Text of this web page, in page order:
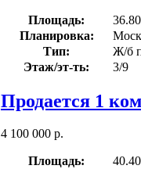
Площадь:
Планировка:
Тип:
Ж/б
Этаж/эт-ть:
3/9
Продается 1
4 100 000 р.
Площадь: